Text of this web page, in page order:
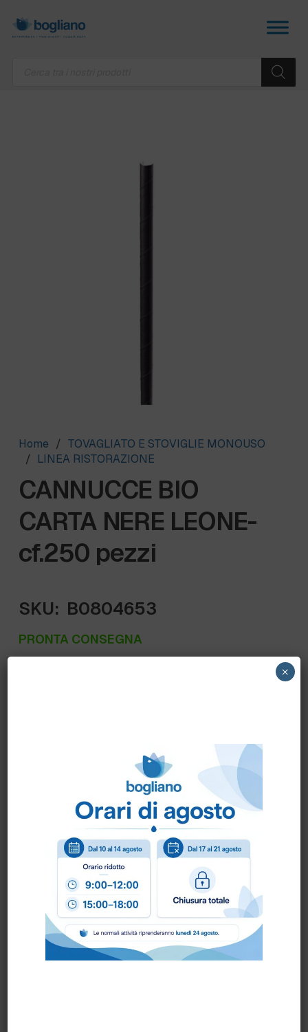
Home / TOVAGLIATO E STOVIGLIE MONOUSO
/
LINEA RISTORAZIONE
CANNUCCE BIO
CARTA NERE LEONE-
cf.250 pezzi
SKU: B0804653
PRONTA CONSEGNA
Come ordinare?
Puoi ordinare chiamando al0172 478161oppure
scrivendo una mail ainfo@bogliano.it.
Per ogni informazione siamo a disposizione.
×